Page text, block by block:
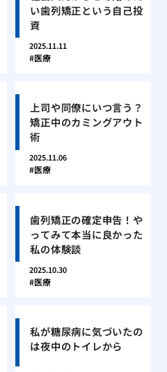
い歯列矯正という自己投
資
2025.11.11
医療
上司や同僚にいつ言う？
矯正中のカミングアウト
術
2025.11.06
医療
歯列矯正の確定申告！や
ってみて本当に良かった
私の体験談
2025.10.30
医療
私が糖尿病に気づいたの
は夜中のトイレから